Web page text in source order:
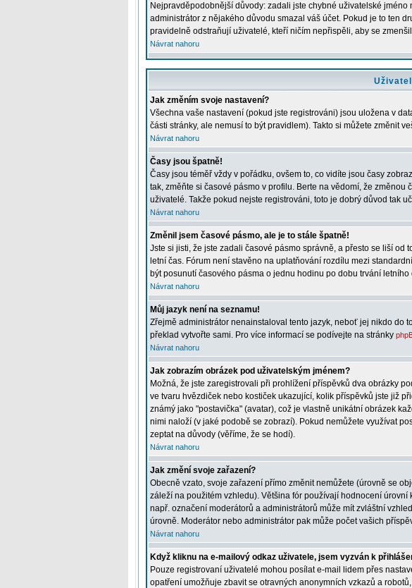
Nejpravděpodobnější důvody: zadali jste chybné uživatelské
administrátor z nějakého důvodu smazal váš účet. Pokud je to ten
pravidelně odstraňují uživatelé, kteří ničím nepřispěli, aby se
Návrat nahoru
Jak změním svoje nastavení?
Všechna vaše nastavení (pokud jste registrováni) jsou uložena v
části stránky, ale nemusí to být pravidlem). Takto si můžete změnit
Návrat nahoru
Časy jsou špatně!
Časy jsou téměř vždy v pořádku, ovšem to, co vidíte jsou časy
tak, změňte si časové pásmo v profilu. Berte na vědomí, že
uživatelé. Takže pokud nejste registrováni, toto je dobrý důvod tak
Návrat nahoru
Změnil jsem časové pásmo, ale je to stále špatně!
Jste si jisti, že jste zadali časové pásmo správně, a přesto se liší
letní čas. Fórum není stavěno na uplatňování rozdílu mezi
být posunutí časového pásma o jednu hodinu po dobu trvání letního
Návrat nahoru
Můj jazyk není na seznamu!
Zřejmě administrátor nenainstaloval tento jazyk, neboť jej nikdo do
překlad vytvořte sami. Pro více informací se podívejte na stránky
Návrat nahoru
Jak zobrazím obrázek pod uživatelským jménem?
Možná, že jste zaregistrovali při prohlížení příspěvků dva obrázky
ve tvaru hvězdiček nebo kostiček ukazující, kolik příspěvků jste již
známý jako "postavička" (avatar), což je vlastně unikátní obrázek
nimi naloží (v jaké podobě se zobrazí). Pokud nemůžete využívat
zeptat na důvody (věříme, že se hodí).
Návrat nahoru
Jak změní svoje zařazení?
Obecně vzato, svoje zařazení přímo změnit nemůžete (úrovně se
záleží na použitém vzhledu). Většina fór používají hodnocení
např. označení moderátorů a administrátorů může mít zvláštní
úrovně. Moderátor nebo administrátor pak může počet vašich
Návrat nahoru
Když kliknu na e-mailový odkaz uživatele, jsem vyzván k
Pouze registrovaní uživatelé mohou posílat e-mail lidem přes
opatření umožňuje zbavit se otravných anonymních vzkazů a